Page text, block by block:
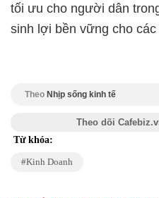
tối ưu cho người dân
sinh lợi bền vững cho
Theo Nhịp sống kinh tế
Theo dõi
Từ khóa:
Kinh Doanh